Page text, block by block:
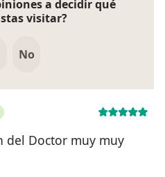
a decidir qué
visitar?
No
del Doctor muy muy